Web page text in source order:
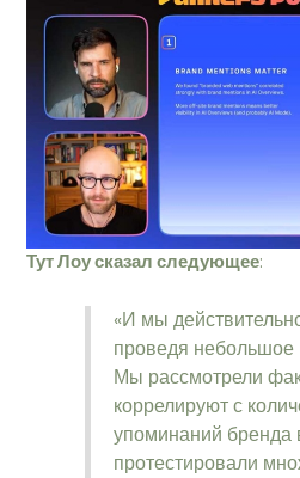
Тут Лоу сказал следующее:
«И мы
проведя небольшое
Мы рассмотрели
коррелируют с
упоминаний бренда
протестировали